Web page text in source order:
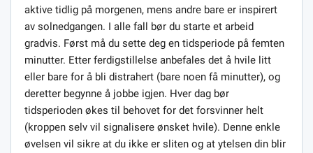
aktive tidlig på morgenen, mens andre bare er inspirert
av solnedgangen. I alle fall bør du starte et arbeid
gradvis. Først må du sette deg en tidsperiode på femten
minutter. Etter ferdigstillelse anbefales det å hvile litt
eller bare for å bli distrahert (bare noen få minutter), og
deretter begynne å jobbe igjen. Hver dag bør
tidsperioden økes til behovet for det forsvinner helt
(kroppen selv vil signalisere ønsket hvile). Denne enkle
øvelsen vil sikre at du ikke er sliten og at ytelsen din blir